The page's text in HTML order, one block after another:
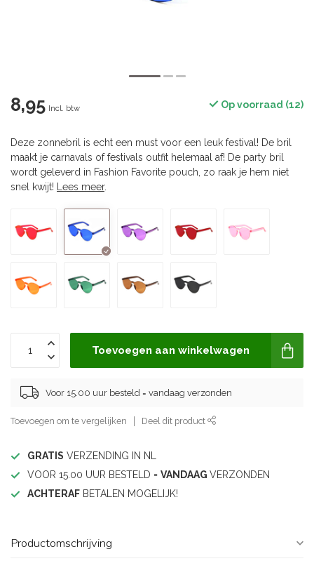
8,95 Incl. btw Op voorraad (12)
Deze zonnebril is echt een must voor een leuk festival! De bril
maakt je carnavals of festivals outfit helemaal af! De party bril
wordt geleverd in Fashion Favorite pouch, zo raak je hem niet
snel kwijt!
Lees meer.
Toevoegen aan winkelwagen
Voor 15.00 uur besteld = vandaag verzonden
Toevoegen om te vergelijken Deel dit product
GRATIS VERZENDING IN NL
VOOR 15.00 UUR BESTELD = VANDAAG VERZONDEN
ACHTERAF BETALEN MOGELIJK!
Productomschrijving